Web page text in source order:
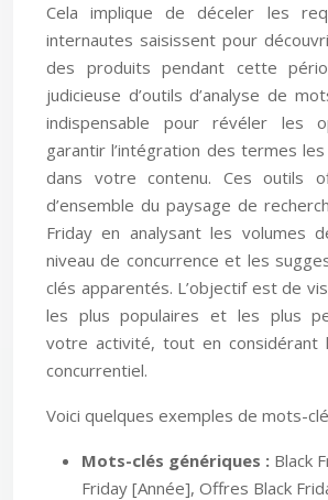
Cela implique de déceler les
internautes saisissent pour
des produits pendant cette
judicieuse d’outils d’analyse de
indispensable pour révéler les
garantir l’intégration des termes
dans votre contenu. Ces outils
d’ensemble du paysage de
Friday en analysant les volumes
niveau de concurrence et les
clés apparentés. L’objectif est de
les plus populaires et les plus
votre activité, tout en considérant
concurrentiel.
Voici quelques exemples de mots-
Mots-clés génériques : Black
Friday [Année], Offres Black